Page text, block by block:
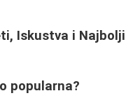
Iskustva i Najbolji
popularna?